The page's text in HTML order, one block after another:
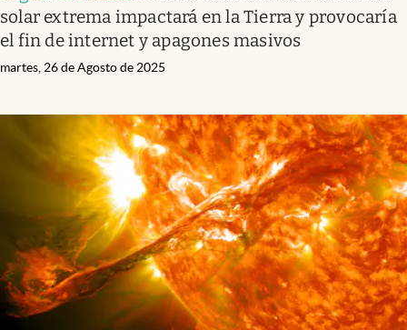
solar extrema impactará en la Tierra y provocaría
el fin de internet y apagones masivos
martes, 26 de Agosto de 2025